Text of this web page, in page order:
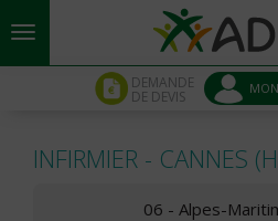
Aller au contenu principal
DEMANDE
DE DEVIS
INFIRMIER - CANNES
06 - Alpes-
Panneau de gestion des cookies